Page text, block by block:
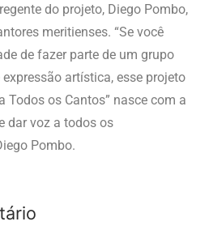
do projeto, Diego Pombo,
meritienses. “Se você
de fazer parte de um grupo
artística, esse projeto
Todos os Cantos” nasce com a
dar voz a todos os
Pombo.